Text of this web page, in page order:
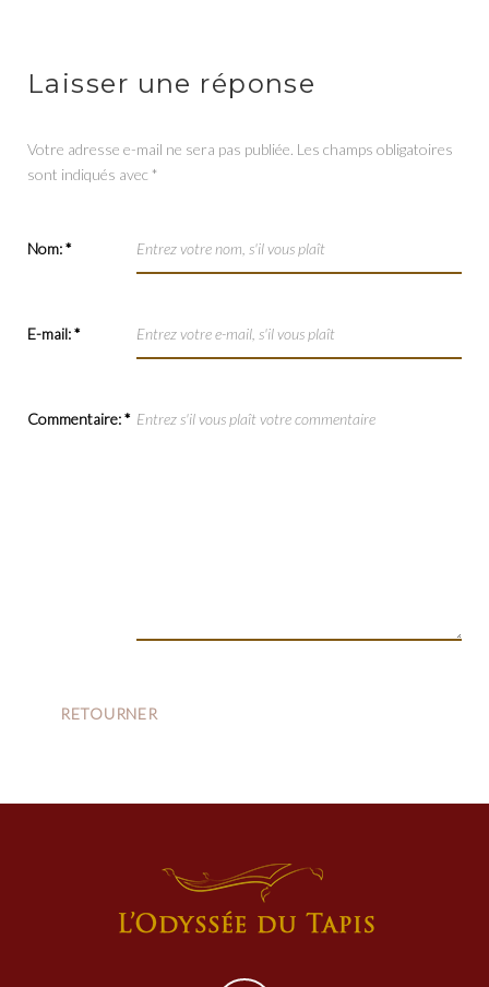
Laisser une réponse
Votre adresse e-mail ne sera pas publiée. Les champs obligatoires
sont indiqués avec *
Nom:*
E-mail:*
Commentaire:*